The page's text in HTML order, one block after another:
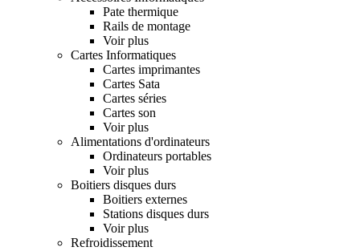
Pate thermique
Rails de montage
Voir plus
Cartes Informatiques
Cartes imprimantes
Cartes Sata
Cartes séries
Cartes son
Voir plus
Alimentations d'ordinateurs
Ordinateurs portables
Voir plus
Boitiers disques durs
Boitiers externes
Stations disques durs
Voir plus
Refroidissement